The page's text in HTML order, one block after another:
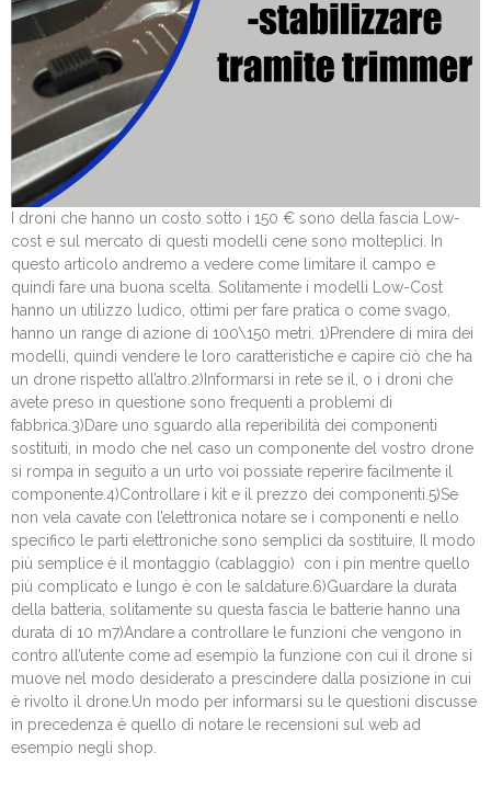
I droni che hanno un costo sotto i 150 € sono della fascia Low-
cost e sul mercato di questi modelli cene sono molteplici. In
questo articolo andremo a vedere come limitare il campo e
quindi fare una buona scelta. Solitamente i modelli Low-Cost
hanno un utilizzo ludico, ottimi per fare pratica o come svago,
hanno un range di azione di 100\150 metri. 1)Prendere di mira dei
modelli, quindi vendere le loro caratteristiche e capire ciò che ha
un drone rispetto all’altro.2)Informarsi in rete se il, o i droni che
avete preso in questione sono frequenti a problemi di
fabbrica.3)Dare uno sguardo alla reperibilità dei componenti
sostituiti, in modo che nel caso un componente del vostro drone
si rompa in seguito a un urto voi possiate reperire facilmente il
componente.4)Controllare i kit e il prezzo dei componenti.5)Se
non vela cavate con l’elettronica notare se i componenti e nello
specifico le parti elettroniche sono semplici da sostituire, Il modo
più semplice è il montaggio (cablaggio) con i pin mentre quello
più complicato e lungo è con le saldature.6)Guardare la durata
della batteria, solitamente su questa fascia le batterie hanno una
durata di 10 m7)Andare a controllare le funzioni che vengono in
contro all’utente come ad esempio la funzione con cui il drone si
muove nel modo desiderato a prescindere dalla posizione in cui
è rivolto il drone.Un modo per informarsi su le questioni discusse
in precedenza è quello di notare le recensioni sul web ad
esempio negli shop.